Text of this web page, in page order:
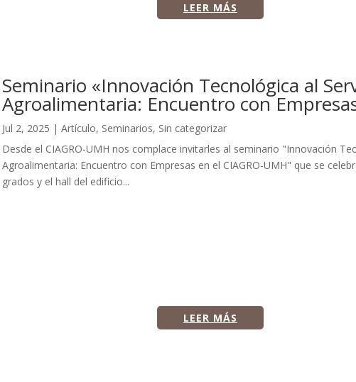
LEER MÁS
Seminario «Innovación Tecnológica al
Agroalimentaria: Encuentro con
Jul 2, 2025 |Artículo, Seminarios, Sin categorizar
Desde el CIAGRO-UMH nos complace invitarles al seminario "Innovación
Agroalimentaria: Encuentro con Empresas en el CIAGRO-UMH" que se
grados y el hall del edificio...
LEER MÁS